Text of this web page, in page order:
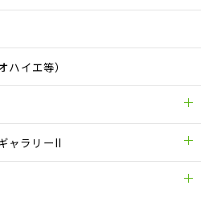
ハイエ等）
ャラリーII